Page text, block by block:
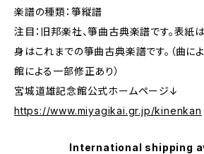
楽譜の種類：箏縦譜
注目：旧邦楽社、箏曲古典楽譜です。表紙
身はこれまでの箏曲古典楽譜です。（曲に
館による一部修正あり）
宮城道雄記念館公式ホームページ↓
https://www.miyagikai.gr.jp/kinenkan
International shipping